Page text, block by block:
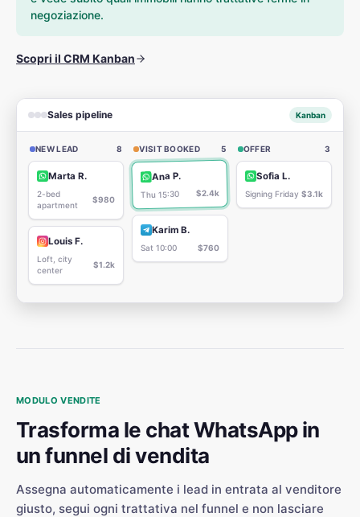
negoziazione.
Scopri il CRM Kanban
Sales pipeline Kanban
NEW LEAD 8
Marta R.
2-bed
apartment
$980
Louis F.
Loft, city
center
$1.2k
VISIT BOOKED 5
Ana P.
Thu 15:30 $2.4k
Karim B.
Sat 10:00 $760
OFFER 3
Sofia L.
Signing Friday $3.1k
MODULO VENDITE
Trasforma le chat WhatsApp in
un funnel di vendita
Assegna automaticamente i lead in entrata al venditore
giusto, segui ogni trattativa nel funnel e non lasciare